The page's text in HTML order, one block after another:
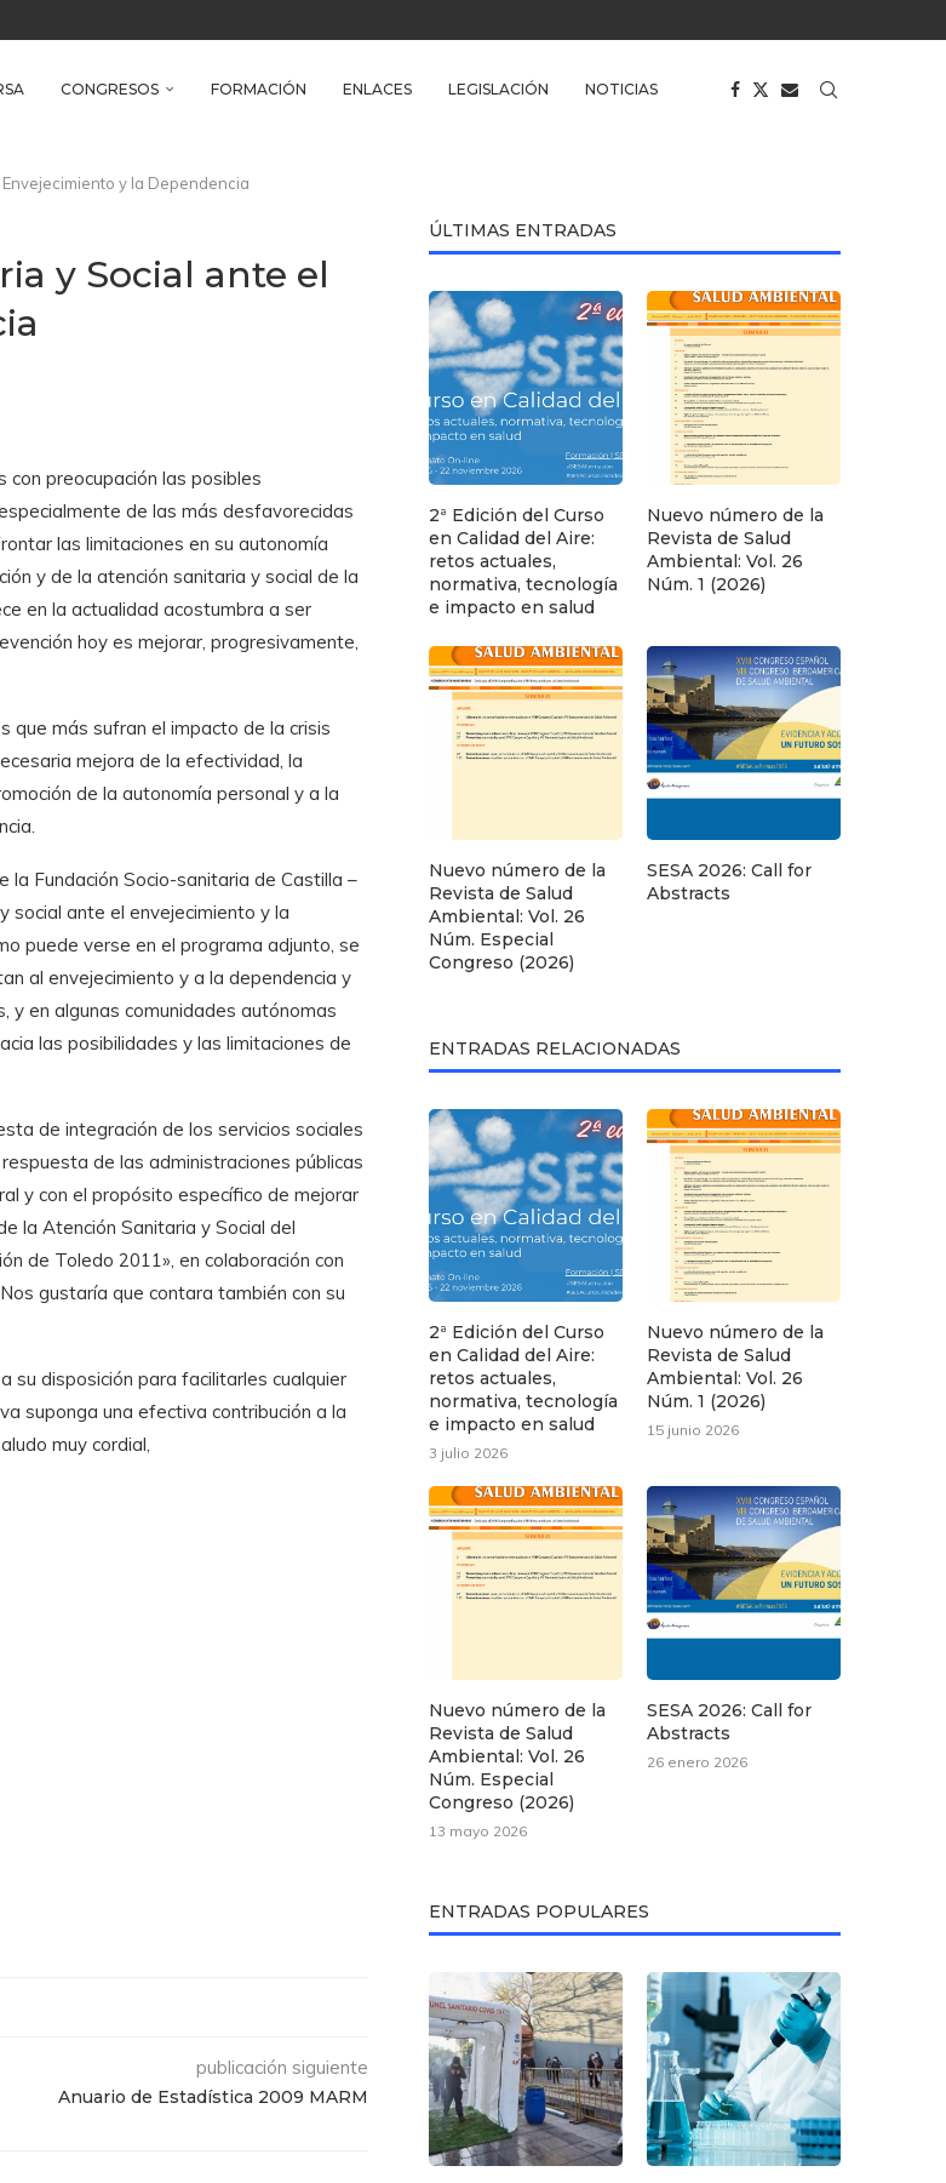
Salud Ambiental
CONGRESOS FORMACIÓN ENLACES LEGISLACIÓN NOTICIAS
y la Dependencia
y Social ante el
preocupación las posibles
de las más desfavorecidas
las limitaciones en su autonomía
y de la atención sanitaria y social de la
en la actualidad acostumbra a ser
hoy es mejorar, progresivamente,
que más sufran el impacto de la crisis
mejora de la efectividad, la
de la autonomía personal y a la
la Fundación Socio-sanitaria de Castilla –
social ante el envejecimiento y la
puede verse en el programa adjunto, se
al envejecimiento y a la dependencia y
y en algunas comunidades autónomas
las posibilidades y las limitaciones de
de integración de los servicios sociales
de las administraciones públicas
y con el propósito específico de mejorar
la Atención Sanitaria y Social del
de Toledo 2011», en colaboración con
gustaría que contara también con su
su disposición para facilitarles cualquier
suponga una efectiva contribución a la
muy cordial,
publicación siguiente
Anuario de Estadística 2009 MARM
ÚLTIMAS ENTRADAS
2ª Edición del Curso
en Calidad del Aire:
retos actuales,
normativa, tecnología
e impacto en salud
Nuevo número de la
Revista de Salud
Ambiental: Vol. 26
Núm. 1 (2026)
Nuevo número de la
Revista de Salud
Ambiental: Vol. 26
Núm. Especial
Congreso (2026)
SESA 2026: Call for
Abstracts
ENTRADAS RELACIONADAS
2ª Edición del Curso
en Calidad del Aire:
retos actuales,
normativa, tecnología
e impacto en salud
3 julio 2026
Nuevo número de la
Revista de Salud
Ambiental: Vol. 26
Núm. 1 (2026)
15 junio 2026
Nuevo número de la
Revista de Salud
Ambiental: Vol. 26
Núm. Especial
Congreso (2026)
13 mayo 2026
SESA 2026: Call for
Abstracts
26 enero 2026
ENTRADAS POPULARES